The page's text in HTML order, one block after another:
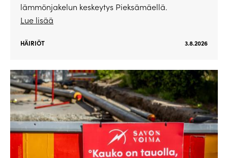
lämmönjakelun keskeytys Pieksämäellä.
Lue lisää
HÄIRIÖT 3.8.2026